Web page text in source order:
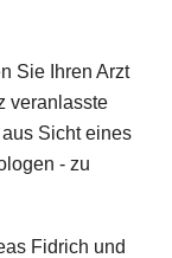
Sie Ihren Arzt
veranlasste
Sicht eines
- zu
Fidrich und